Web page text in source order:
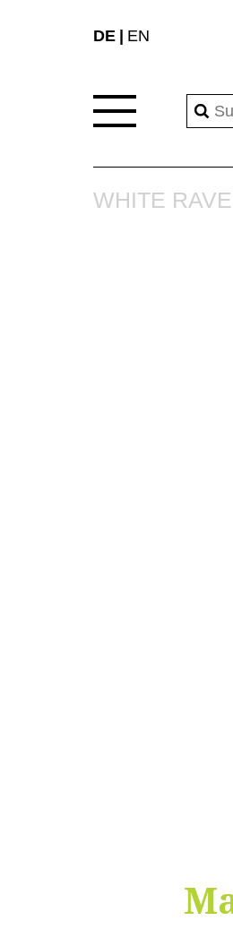
DE EN
WHITE